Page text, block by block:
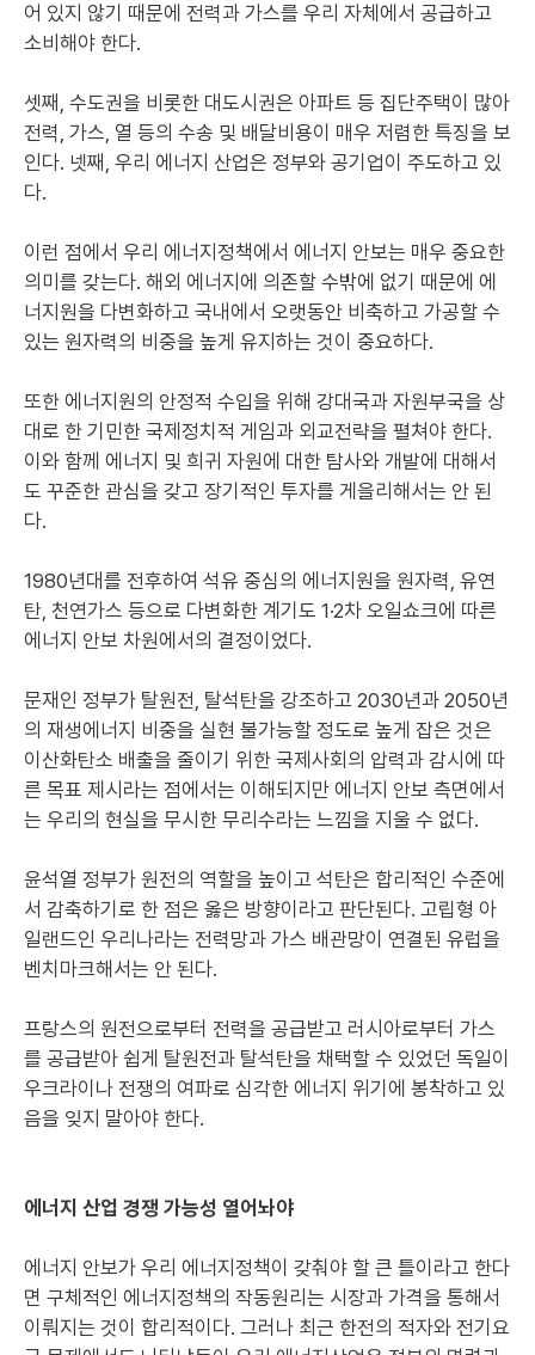
어 있지 않기 때문에 전력과 가스를 우리 자체에서 공급하고
소비해야 한다.
셋째, 수도권을 비롯한 대도시권은 아파트 등 집단주택이 많아
전력, 가스, 열 등의 수송 및 배달비용이 매우 저렴한 특징을 보
인다. 넷째, 우리 에너지 산업은 정부와 공기업이 주도하고 있
다.
이런 점에서 우리 에너지정책에서 에너지 안보는 매우 중요한
의미를 갖는다. 해외 에너지에 의존할 수밖에 없기 때문에 에
너지원을 다변화하고 국내에서 오랫동안 비축하고 가공할 수
있는 원자력의 비중을 높게 유지하는 것이 중요하다.
또한 에너지원의 안정적 수입을 위해 강대국과 자원부국을 상
대로 한 기민한 국제정치적 게임과 외교전략을 펼쳐야 한다.
이와 함께 에너지 및 희귀 자원에 대한 탐사와 개발에 대해서
도 꾸준한 관심을 갖고 장기적인 투자를 게을리해서는 안 된
다.
1980년대를 전후하여 석유 중심의 에너지원을 원자력, 유연
탄, 천연가스 등으로 다변화한 계기도 1·2차 오일쇼크에 따른
에너지 안보 차원에서의 결정이었다.
문재인 정부가 탈원전, 탈석탄을 강조하고 2030년과 2050년
의 재생에너지 비중을 실현 불가능할 정도로 높게 잡은 것은
이산화탄소 배출을 줄이기 위한 국제사회의 압력과 감시에 따
른 목표 제시라는 점에서는 이해되지만 에너지 안보 측면에서
는 우리의 현실을 무시한 무리수라는 느낌을 지울 수 없다.
윤석열 정부가 원전의 역할을 높이고 석탄은 합리적인 수준에
서 감축하기로 한 점은 옳은 방향이라고 판단된다. 고립형 아
일랜드인 우리나라는 전력망과 가스 배관망이 연결된 유럽을
벤치마크해서는 안 된다.
프랑스의 원전으로부터 전력을 공급받고 러시아로부터 가스
를 공급받아 쉽게 탈원전과 탈석탄을 채택할 수 있었던 독일이
우크라이나 전쟁의 여파로 심각한 에너지 위기에 봉착하고 있
음을 잊지 말아야 한다.
에너지 산업 경쟁 가능성 열어놔야
에너지 안보가 우리 에너지정책이 갖춰야 할 큰 틀이라고 한다
면 구체적인 에너지정책의 작동원리는 시장과 가격을 통해서
이뤄지는 것이 합리적이다. 그러나 최근 한전의 적자와 전기요